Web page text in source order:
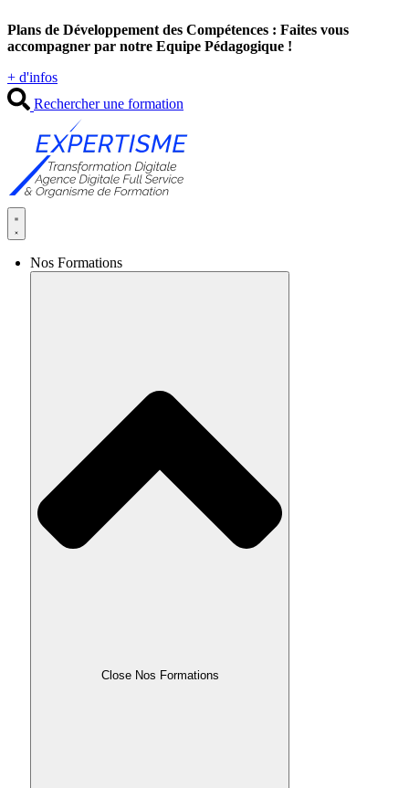
au
contenu
Plans de Développement des Compétences : Faites vous
accompagner par notre Equipe Pédagogique !
+ d'infos
Rechercher une formation
Nos Formations
Close Nos Formations